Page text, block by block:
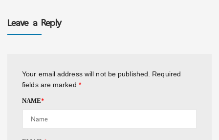
Leave a Reply
Your email address will not be published.
Required
fields are marked *
NAME*